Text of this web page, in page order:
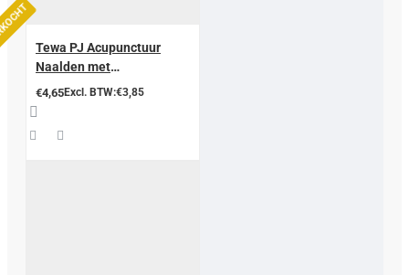
Tewa PJ Acupunctuur
Naalden met
geleidingsbuisje
€4,65Excl. BTW:€3,85